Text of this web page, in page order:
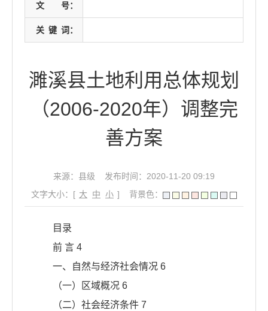
文 号：
关 键 词：
濉溪县土地利用总体规划
（2006-2020年）调整完
善方案
来源：县级
发布时间：2020-11-20 09:19
文字大小：[ 大 中 小 ] 背景色：
目录
前 言 4
一、自然与经济社会情况 6
（一）区域概况 6
（二）社会经济条件 7